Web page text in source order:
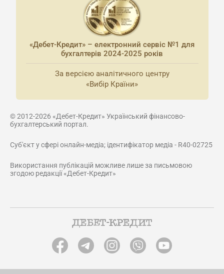
«Дебет-Кредит» – електронний сервіс №1 для
бухгалтерів 2024-2025 років
За версією аналітичного центру
«Вибір Країни»
© 2012-2026 «Дебет-Кредит» Український фінансово-
бухгалтерський портал.
Суб'єкт у сфері онлайн-медіа; ідентифікатор медіа - R40-02725
Використання публікацій можливе лише за письмовою
згодою редакції «Дебет-Кредит»